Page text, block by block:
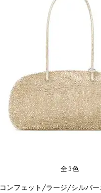
全3色
コンフェット/ラージ/シルバー